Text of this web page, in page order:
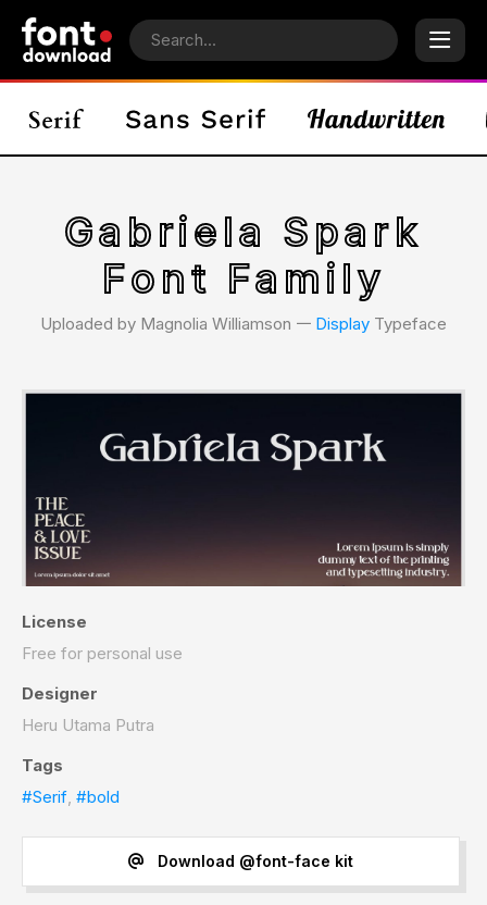
Gabriela Spark
Font Family
Uploaded by Magnolia Williamson 𑁋 Display Typeface
License
Free for personal use
Designer
Heru Utama Putra
Tags
#Serif, #bold
Download @font-face kit